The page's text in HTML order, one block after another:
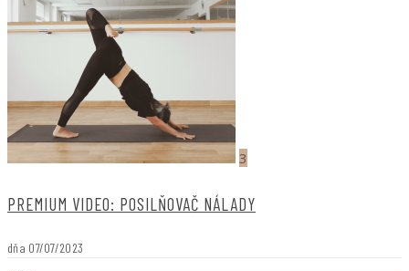
3
PREMIUM VIDEO: POSILŇOVAČ NÁLADY
dňa 07/07/2023